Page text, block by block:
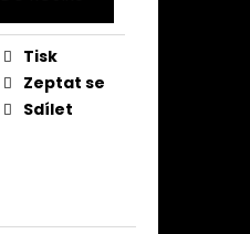
Tisk
Zeptat se
Sdílet